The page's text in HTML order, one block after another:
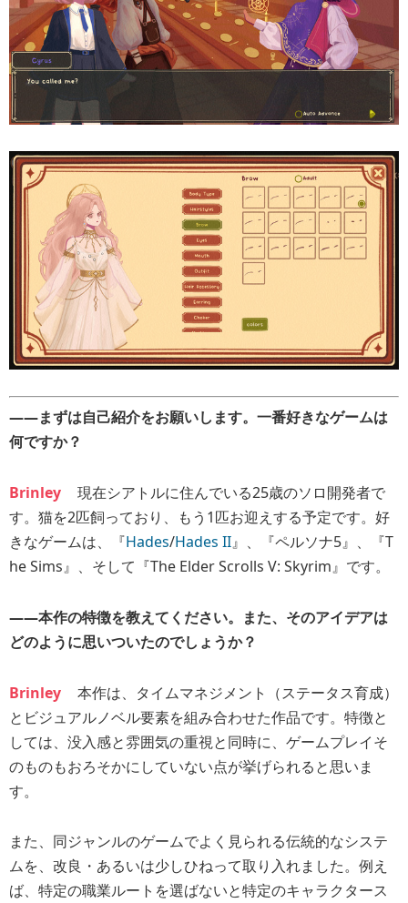
――まずは自己紹介をお願いします。一番好きなゲームは
何ですか？
Brinley
現在シアトルに住んでいる25歳のソロ開発者で
す。猫を2匹飼っており、もう1匹お迎えする予定です。好
きなゲームは、『Hades/Hades II』、『ペルソナ5』、『T
he Sims』、そして『The Elder Scrolls V: Skyrim』です。
――本作の特徴を教えてください。また、そのアイデアは
どのように思いついたのでしょうか？
Brinley
本作は、タイムマネジメント（ステータス育成）
とビジュアルノベル要素を組み合わせた作品です。特徴と
しては、没入感と雰囲気の重視と同時に、ゲームプレイそ
のものもおろそかにしていない点が挙げられると思いま
す。
また、同ジャンルのゲームでよく見られる伝統的なシステ
ムを、改良・あるいは少しひねって取り入れました。例え
ば、特定の職業ルートを選ばないと特定のキャラクタース